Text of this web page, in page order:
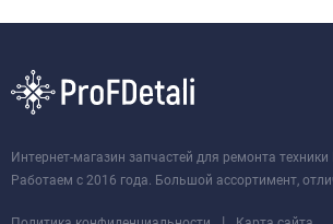
Интернет-магазин запчастей для ремонта техники
Работаем с 2016 года. Большой ассортимент,